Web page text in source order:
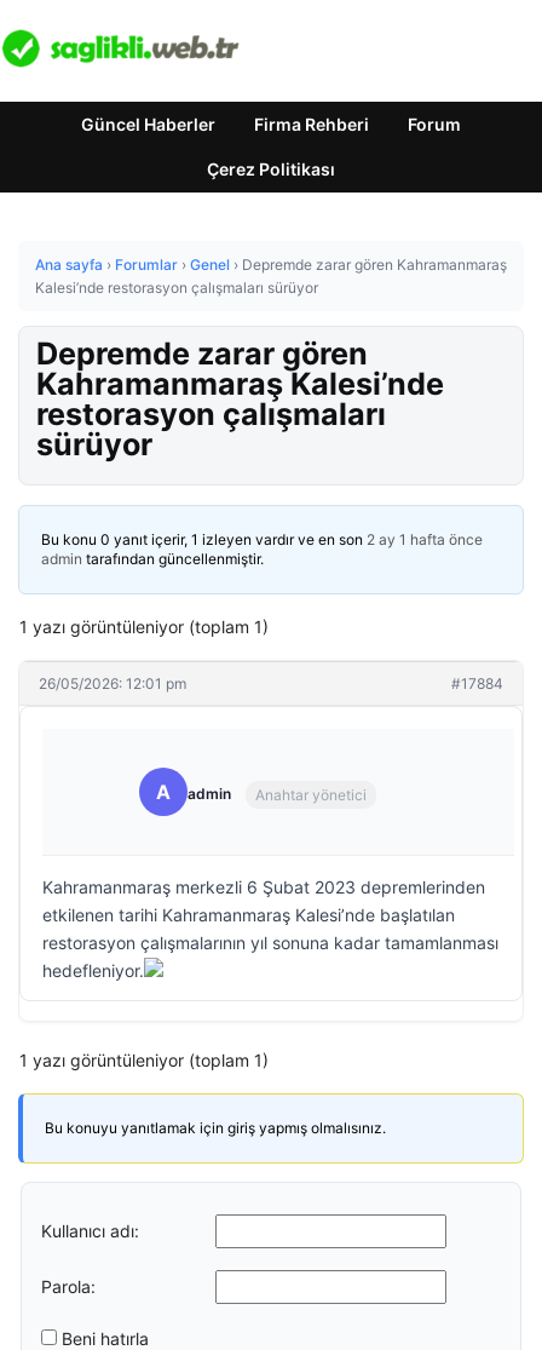
Güncel Haberler Firma Rehberi Forum
Çerez Politikası
Ana sayfa › Forumlar › Genel › Depremde zarar gören Kahramanmaraş
Kalesi’nde restorasyon çalışmaları sürüyor
Depremde zarar gören
Kahramanmaraş Kalesi’nde
restorasyon çalışmaları
sürüyor
Bu konu 0 yanıt içerir, 1 izleyen vardır ve en son 2 ay 1 hafta önce
admin tarafından güncellenmiştir.
1 yazı görüntüleniyor (toplam 1)
26/05/2026: 12:01 pm #17884
A admin Anahtar yönetici
Kahramanmaraş merkezli 6 Şubat 2023 depremlerinden
etkilenen tarihi Kahramanmaraş Kalesi’nde başlatılan
restorasyon çalışmalarının yıl sonuna kadar tamamlanması
hedefleniyor.
1 yazı görüntüleniyor (toplam 1)
Bu konuyu yanıtlamak için giriş yapmış olmalısınız.
Kullanıcı adı:
Parola:
Beni hatırla